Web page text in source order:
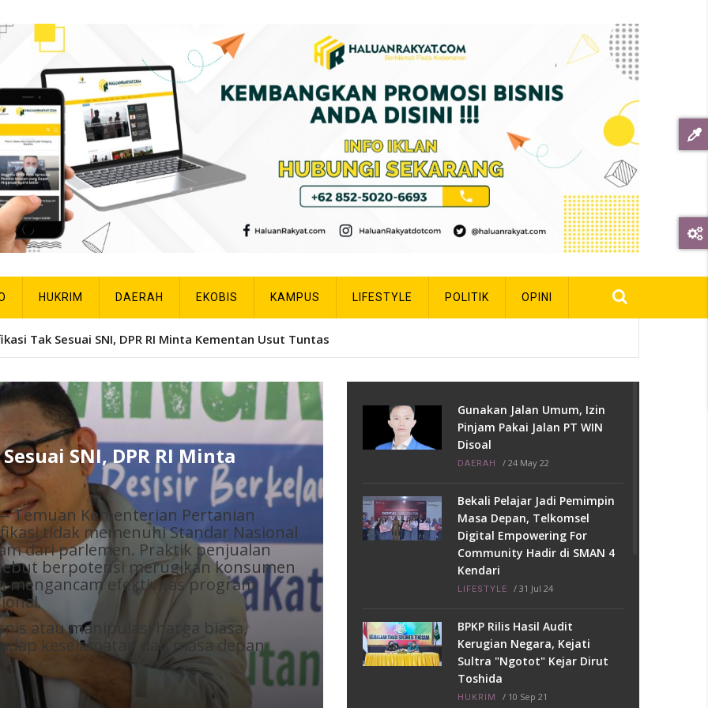
HUKRIM DAERAH EKOBIS KAMPUS LIFESTYLE POLITIK OPINI
Umum Liga Alumni VII Smansa Kulisusu
Alumni VII Smansa
Gunakan Jalan Umum, Izin
Pinjam Pakai Jalan PT WIN
Disoal
DAERAH / 24 May 22
Bekali Pelajar Jadi Pemimpin
Masa Depan, Telkomsel
Digital Empowering For
Community Hadir di SMAN 4
Kendari
LIFESTYLE / 31 Jul 24
BPKP Rilis Hasil Audit
Kerugian Negara, Kejati
Sultra "Ngotot" Kejar Dirut
Toshida
HUKRIM / 10 Sep 21